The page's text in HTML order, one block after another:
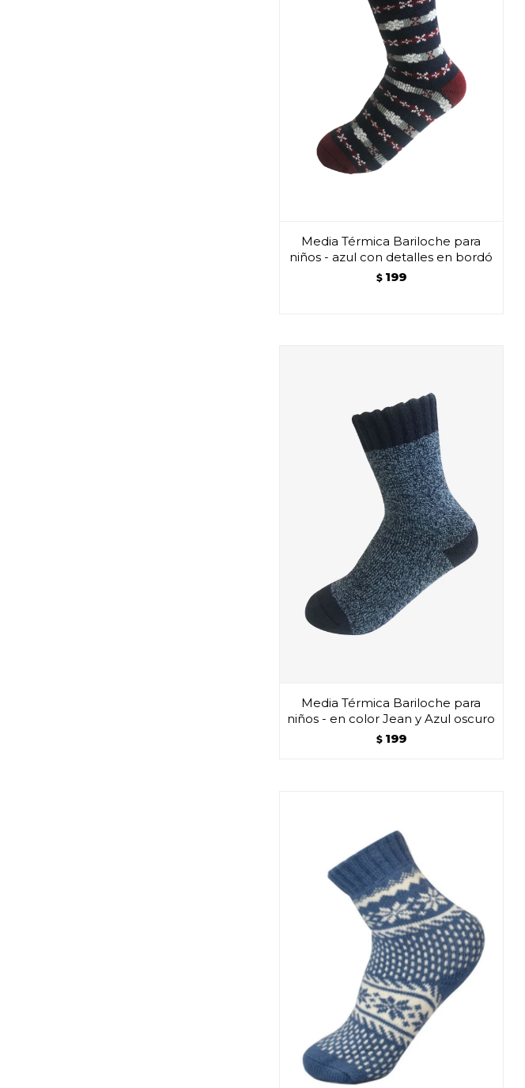
Media Térmica Bariloche para
niños - azul con detalles en bordó
$ 199
Media Térmica Bariloche para
niños - en color Jean y Azul oscuro
$ 199